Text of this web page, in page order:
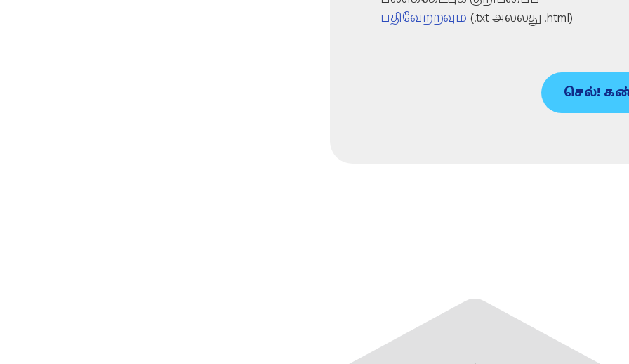
பதிவேற்றவும் (.txt அல்லது .html)
செல்!